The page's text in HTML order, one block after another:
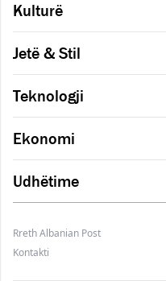
Kulturë
Jetë & Stil
Teknologji
Ekonomi
Udhëtime
Rreth Albanian Post
Kontakti